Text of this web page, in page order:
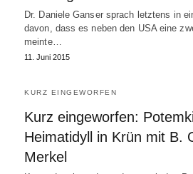
Dr. Daniele Ganser sprach letztens in
davon, dass es neben den USA eine
meinte…
11. Juni 2015
KURZ EINGEWORFEN
Kurz eingeworfen:
Heimatidyll in Krün mit B.
Merkel